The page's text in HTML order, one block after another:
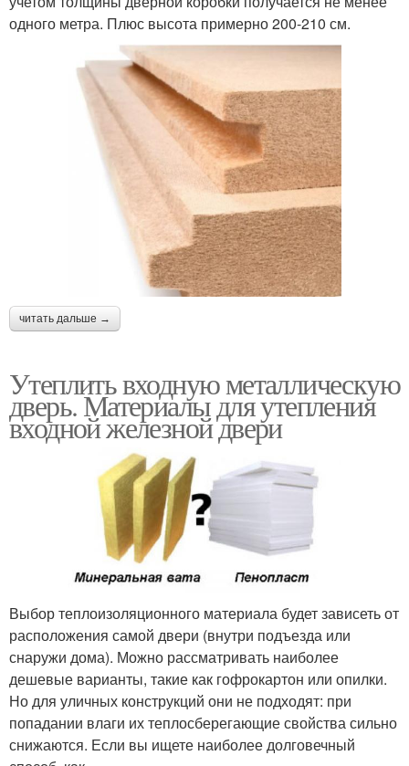
одного метра. Плюс высота примерно 200-210 см.
читать дальше →
Утеплить входную металлическую
дверь. Материалы для утепления
входной железной двери
Выбор теплоизоляционного материала будет зависеть от
расположения самой двери (внутри подъезда или
снаружи дома). Можно рассматривать наиболее
дешевые варианты, такие как гофрокартон или опилки.
Но для уличных конструкций они не подходят: при
попадании влаги их теплосберегающие свойства сильно
снижаются. Если вы ищете наиболее долговечный